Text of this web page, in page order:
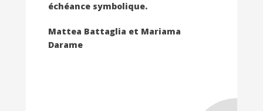
échéance symbolique.
Mattea Battaglia et Mariama
Darame